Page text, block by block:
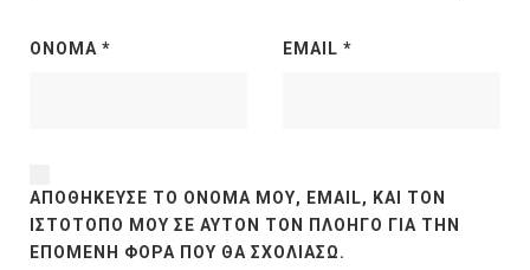
ΌΝΟΜΑ * EMAIL *
ΑΠΟΘΉΚΕΥΣΕ ΤΟ ΌΝΟΜΆ ΜΟΥ, EMAIL, ΚΑΙ ΤΟΝ
ΙΣΤΌΤΟΠΟ ΜΟΥ ΣΕ ΑΥΤΌΝ ΤΟΝ ΠΛΟΗΓΌ ΓΙΑ ΤΗΝ
ΕΠΌΜΕΝΗ ΦΟΡΆ ΠΟΥ ΘΑ ΣΧΟΛΙΆΣΩ.